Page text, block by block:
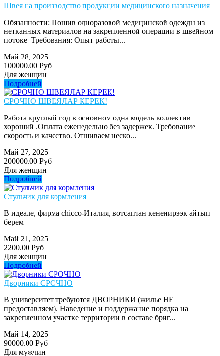
Швея на производство продукции медицинского назначения
Обязанности: Пошив одноразовой медицинской одежды из
нетканных материалов на закрепленной операции в швейном
потоке. Требования: Опыт работы...
Май 28, 2025
100000.00 Руб
Для женщин
Подробней
СРОЧНО ШВЕЯЛАР КЕРЕК!
Работа круглый год в основном одна модель коллектив
хороший .Оплата еженедельно без задержек. Требование
скорость и качество. Отшиваем неско...
Май 27, 2025
200000.00 Руб
Для женщин
Подробней
Стульчик для кормления
В идеале, фирма chicco-Италия, вотсаптан кененирээк айтып
берем
Май 21, 2025
2200.00 Руб
Для женщин
Подробней
Дворники СРОЧНО
В университет требуются ДВОРНИКИ (жилье НЕ
предоставляем). Наведение и поддержание порядка на
закрепленном участке территории в составе бриг...
Май 14, 2025
90000.00 Руб
Для мужчин